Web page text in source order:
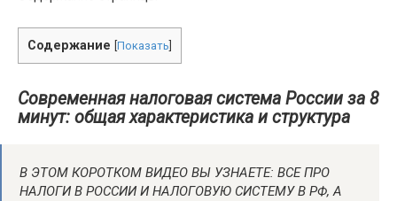
Содержание Показать
Современная налоговая система России за 8
минут: общая характеристика и структура
В ЭТОМ КОРОТКОМ ВИДЕО ВЫ УЗНАЕТЕ: ВСЕ ПРО
НАЛОГИ В РОССИИ И НАЛОГОВУЮ СИСТЕМУ В РФ, А